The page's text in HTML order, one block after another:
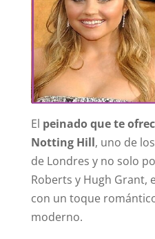
El peinado que te
Notting Hill, uno de
de Londres y no solo
Roberts y Hugh Grant,
con un toque
moderno.